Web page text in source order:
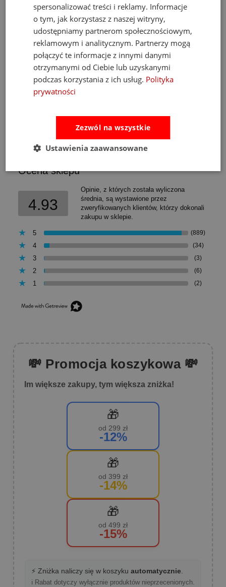
Fat Brain Toys dmuchawa do piłek Air Toobz
489,00 zł
Cena regularna:526,00 zł
Najniższa cena:469,00 zł
Opinie Pytania i odpowiedzi
Ocena sklepu
4.93
Opinie, z których została wyliczona
średnia, są wystawione przez
zweryfikowanych klientów, którzy dokonali
zakupu w sklepie.
5 (889)
4 (34)
3 (3)
2 (6)
1 (2)
💸 Promocja koszykowa 💸
Im większe zakupy, tym większa zniżka!
🎁
od 299 zł
-12%
🎁
od 399 zł
-14%
🎁
od 499 zł
-15%
⚡ Zniżka naliczy się w koszyku automatycznie.
ℹ️ Rabat dotyczy wyłącznie produktów nieprzecenionych.
spersonalizować treści i reklamy. Informacje
o tym, jak korzystasz z naszej witryny,
udostępniamy partnerom społecznościowym,
reklamowym i analitycznym. Partnerzy mogą
połączyć te informacje z innymi danymi
otrzymanymi od Ciebie lub uzyskanymi
podczas korzystania z ich usług. Polityka
prywatności
Zezwól na wszystkie
Ustawienia zaawansowane